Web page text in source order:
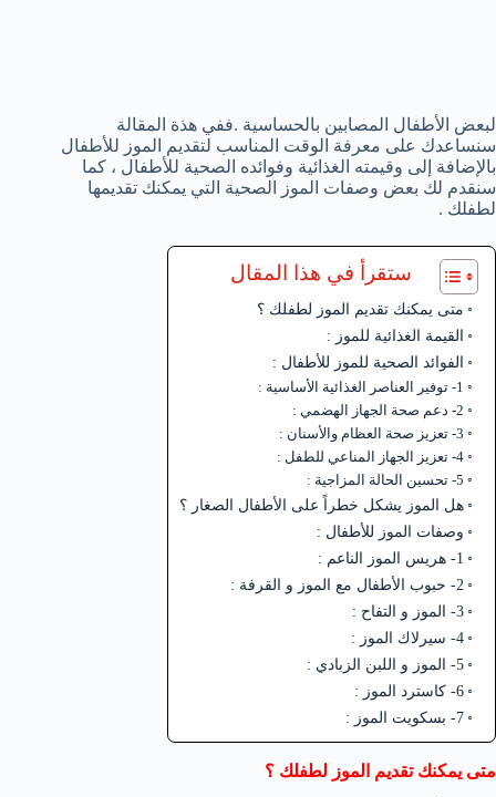
لبعض الأطفال المصابين بالحساسية .ففي هذة المقالة
سنساعدك على معرفة الوقت المناسب لتقديم الموز للأطفال
بالإضافة إلى وقيمته الغذائية وفوائده الصحية للأطفال ، كما
سنقدم لك بعض وصفات الموز الصحية التي يمكنك تقديمها
لطفلك .
ستقرأ في هذا المقال
متى يمكنك تقديم الموز لطفلك ؟
القيمة الغذائية للموز :
الفوائد الصحية للموز للأطفال :
1- توفير العناصر الغذائية الأساسية :
2- دعم صحة الجهاز الهضمي :
3- تعزيز صحة العظام والأسنان :
4- تعزيز الجهاز المناعي للطفل :
5- تحسين الحالة المزاجية :
هل الموز يشكل خطراً على الأطفال الصغار ؟
وصفات الموز للأطفال :
1- هريس الموز الناعم :
2- حبوب الأطفال مع الموز و القرفة :
3- الموز و التفاح :
4- سيرلاك الموز :
5- الموز و اللبن الزبادي :
6- كاسترد الموز :
7- بسكويت الموز :
متى يمكنك تقديم الموز لطفلك ؟